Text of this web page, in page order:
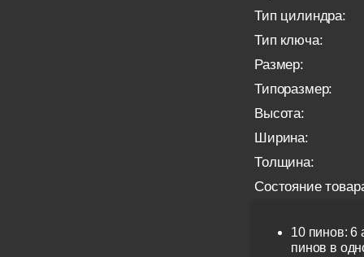
Тип цилиндра:
Тип ключа:
Размер:
Типоразмер:
Высота:
Ширина:
Толщина:
Состояние
10 пинов: 6
пинов в